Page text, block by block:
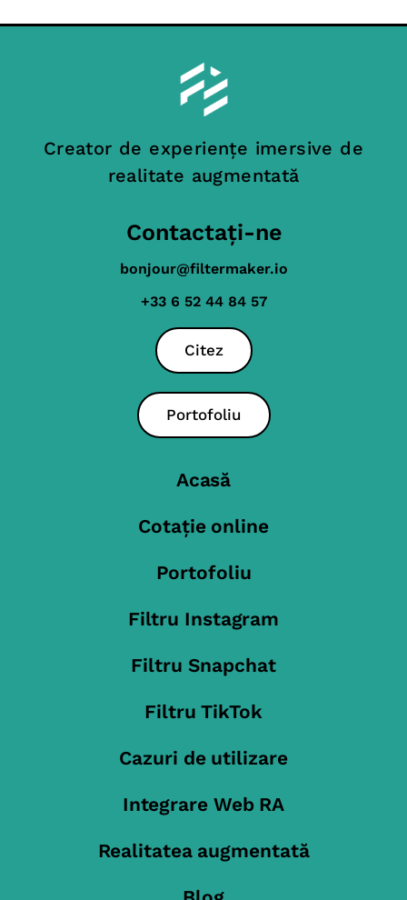
Creator de experiențe imersive de
realitate augmentată
Contactați-ne
bonjour@filtermaker.io
+33 6 52 44 84 57
Citez
Portofoliu
Acasă
Cotație online
Portofoliu
Filtru Instagram
Filtru Snapchat
Filtru TikTok
Cazuri de utilizare
Integrare Web RA
Realitatea augmentată